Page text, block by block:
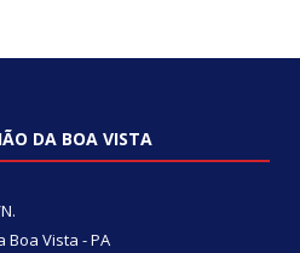
DA BOA VISTA
Vista - PA